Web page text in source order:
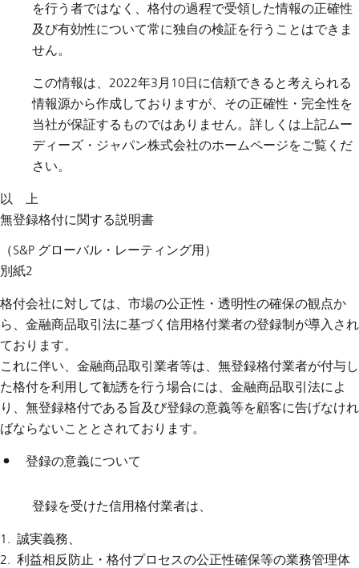
を行う者ではなく、格付の過程で受領した情報の正確性
及び有効性について常に独自の検証を行うことはできま
せん。
この情報は、2022年3月10日に信頼できると考えられる
情報源から作成しておりますが、その正確性・完全性を
当社が保証するものではありません。詳しくは上記ムー
ディーズ・ジャパン株式会社のホームページをご覧くだ
さい。
以 上
無登録格付に関する説明書
（S&P グローバル・レーティング用）
別紙2
格付会社に対しては、市場の公正性・透明性の確保の観点か
ら、金融商品取引法に基づく信用格付業者の登録制が導入され
ております。
これに伴い、金融商品取引業者等は、無登録格付業者が付与し
た格付を利用して勧誘を行う場合には、金融商品取引法によ
り、無登録格付である旨及び登録の意義等を顧客に告げなけれ
ばならないこととされております。
登録の意義について
登録を受けた信用格付業者は、
誠実義務、
利益相反防止・格付プロセスの公正性確保等の業務管理体